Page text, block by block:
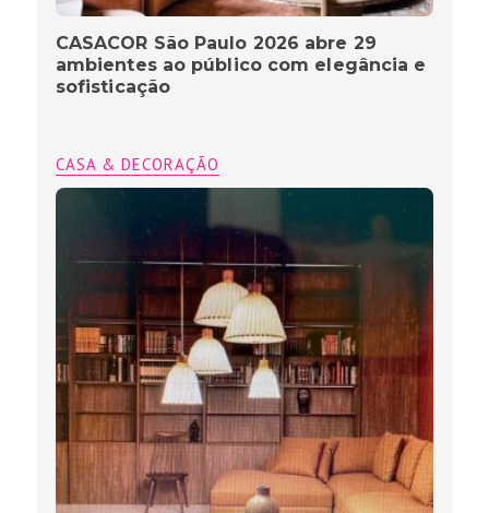
CASACOR São Paulo 2026 abre 29
ambientes ao público com elegância e
sofisticação
CASA & DECORAÇÃO